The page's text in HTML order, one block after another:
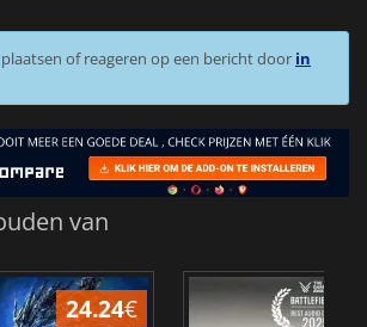
of reageren op een bericht door in
van
24.24€